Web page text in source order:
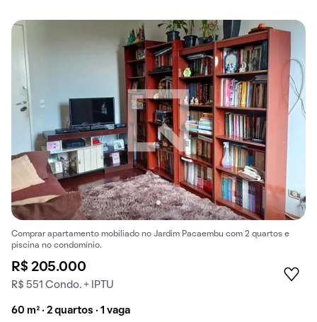
Comprar apartamento mobiliado no Jardim Pacaembu com 2 quartos e
piscina no condomínio.
R$ 205.000
R$ 551 Condo. + IPTU
60 m² · 2 quartos · 1 vaga